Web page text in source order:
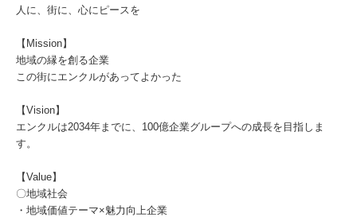
人に、街に、心にピースを
【Mission】
地域の縁を創る企業
この街にエンクルがあってよかった
【Vision】
エンクルは2034年までに、100億企業グループへの成長を目指しま
す。
【Value】
〇地域社会
・地域価値テーマ×魅力向上企業